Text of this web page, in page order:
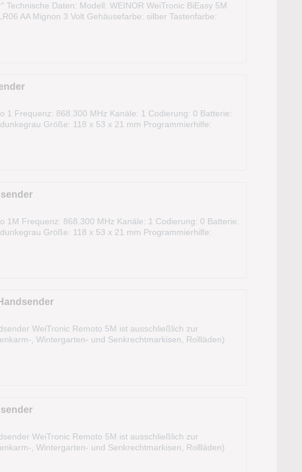
Technische Daten: Modell: WEINOR WeiTronic BiEasy 5M
AA Mignon 3 Volt Gehäusefarbe: silber Tastenfarbe:
1 Frequenz: 868.300 MHz Kanäle: 1 Codierung: 0 Batterie:
Größe: 118 x 53 x 21 mm Programmierhilfe:
1M Frequenz: 868.300 MHz Kanäle: 1 Codierung: 0 Batterie:
Größe: 118 x 53 x 21 mm Programmierhilfe:
WeiTronic Remoto 5M ist ausschließlich zur
, Wintergarten- und Senkrechtmarkisen, Rollläden)
WeiTronic Remoto 5M ist ausschließlich zur
, Wintergarten- und Senkrechtmarkisen, Rollläden)